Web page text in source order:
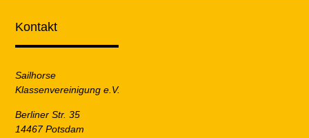
Kontakt
Sailhorse
Klassenvereinigung e.V.
Berliner Str. 35
14467 Potsdam